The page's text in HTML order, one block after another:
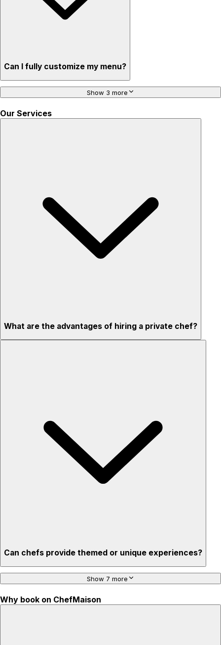
Can I fully customize my menu?
Show 3 more
Our Services
What are the advantages of hiring a private chef?
Privacy – skip crowded restaurants
'Chef’s table' storytelling – watch and learn as dishes are
Can chefs provide themed or unique experiences?
Show 7 more
Why book on ChefMaison